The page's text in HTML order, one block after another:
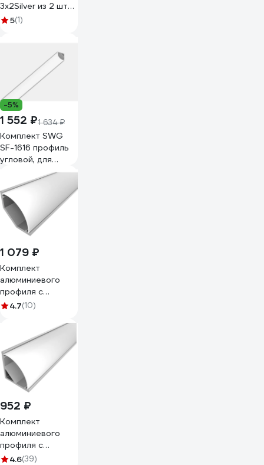
3x2Silver из 2 шт
серебро (3м
крепежа)
1616340067
5(1)
-5%
1 552 ₽1 634 ₽
Комплект SWG
SF-1616 профиль
угловой, для
однорядной
ленты, с экраном,
3м, шт 00-
00031955
1 079 ₽
Комплект
алюминиевого
профиля с
экраном и
LEDCRAFT LC-
LSU1616M20-3
1627000009
4.7(10)
952 ₽
Комплект
алюминиевого
профиля с
экраном и
4.6(39)